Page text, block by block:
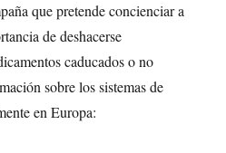
que pretende concienciar a
de deshacerse
caducados o no
sobre los sistemas de
en Europa: